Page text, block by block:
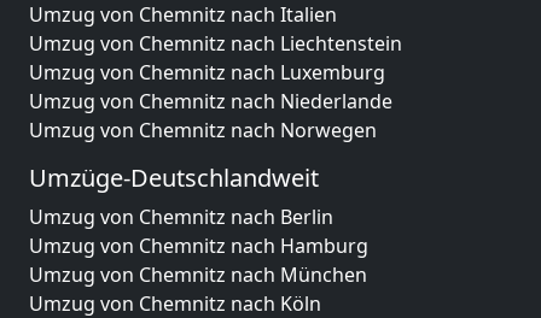
Umzug von Chemnitz nach Italien
Umzug von Chemnitz nach Liechtenstein
Umzug von Chemnitz nach Luxemburg
Umzug von Chemnitz nach Niederlande
Umzug von Chemnitz nach Norwegen
Umzüge-Deutschlandweit
Umzug von Chemnitz nach Berlin
Umzug von Chemnitz nach Hamburg
Umzug von Chemnitz nach München
Umzug von Chemnitz nach Köln